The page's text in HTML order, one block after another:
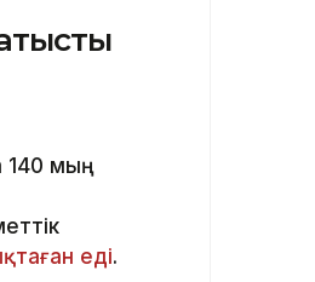
140 мың
еді.